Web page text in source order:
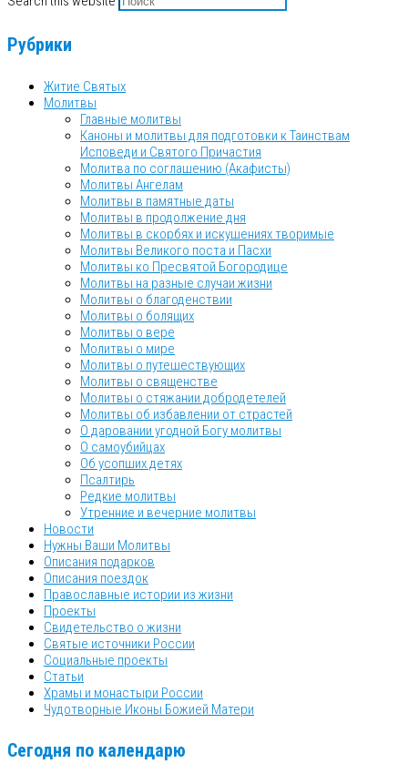
Рубрики
Житие Святых
Молитвы
Главные молитвы
Каноны и молитвы для подготовки к Таинствам
Исповеди и Святого Причастия
Молитва по соглашению (Акафисты)
Молитвы Ангелам
Молитвы в памятные даты
Молитвы в продолжение дня
Молитвы в скорбях и искушениях творимые
Молитвы Великого поста и Пасхи
Молитвы ко Пресвятой Богородице
Молитвы на разные случаи жизни
Молитвы о благоденствии
Молитвы о болящих
Молитвы о вере
Молитвы о мире
Молитвы о путешествующих
Молитвы о священстве
Молитвы о стяжании добродетелей
Молитвы об избавлении от страстей
О даровании угодной Богу молитвы
О самоубийцах
Об усопших детях
Псалтирь
Редкие молитвы
Утренние и вечерние молитвы
Новости
Нужны Ваши Молитвы
Описания подарков
Описания поездок
Православные истории из жизни
Проекты
Свидетельство о жизни
Святые источники России
Социальные проекты
Статьи
Храмы и монастыри России
Чудотворные Иконы Божией Матери
Сегодня по календарю